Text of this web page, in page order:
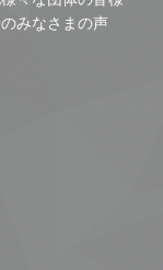
みなさまの声